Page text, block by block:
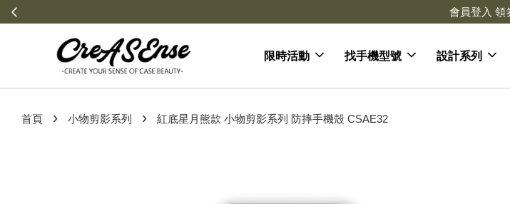
會員登入 領劵享折扣
限時活動 找手機型號 設計系列
首頁 › 小物剪影系列 › 紅底星月熊款 小物剪影系列 防摔手機殼 CSAE32